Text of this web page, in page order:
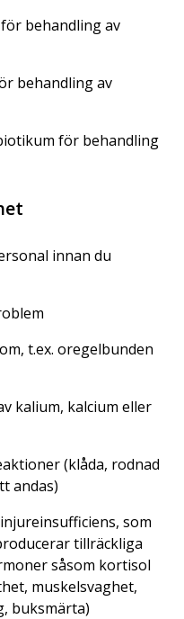
behandling av
behandling av
för behandling
innan du
t.ex. oregelbunden
kalium, kalcium eller
(klåda, rodnad
andas)
som
tillräckliga
såsom kortisol
muskelsvaghet,
buksmärta)